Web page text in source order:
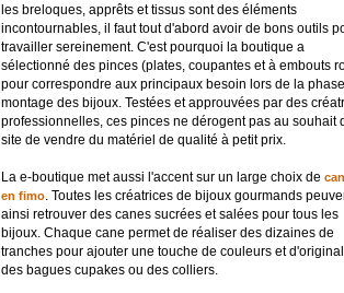
les breloques, apprêts et tissus sont des éléments
incontournables, il faut tout d'abord avoir de bons outils
travailler sereinement. C'est pourquoi la boutique a
sélectionné des pinces (plates, coupantes et à embouts
pour correspondre aux principaux besoin lors de la
montage des bijoux. Testées et approuvées par des
professionnelles, ces pinces ne dérogent pas au souhait
site de vendre du matériel de qualité à petit prix.
La e-boutique met aussi l'accent sur un large choix de
en fimo. Toutes les créatrices de bijoux gourmands
ainsi retrouver des canes sucrées et salées pour tous les
bijoux. Chaque cane permet de réaliser des dizaines de
tranches pour ajouter une touche de couleurs et
des bagues cupakes ou des colliers.